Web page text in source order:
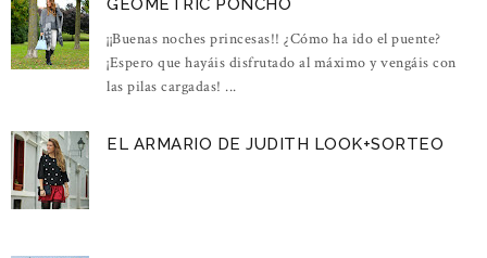
GEOMETRIC PONCHO
¡¡Buenas noches princesas!! ¿Cómo ha ido el puente?
¡Espero que hayáis disfrutado al máximo y vengáis con
las pilas cargadas! ...
EL ARMARIO DE JUDITH LOOK+SORTEO